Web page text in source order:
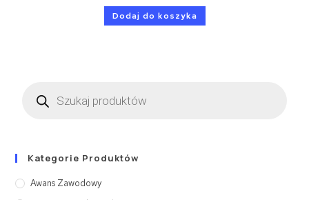
Dodaj do koszyka
Kategorie Produktów
Awans Zawodowy